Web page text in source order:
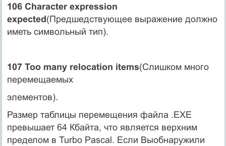
106 Character expression
expected(Предшедствующее выражение должно
иметь символьный тип).
107 Too many relocation items(Слишком много
перемещаемых
элементов).
Размер таблицы перемещения файла .EXE
превышает 64 Кбайта, что является верхним
пределом в Turbo Pascal. Если Выобнаружили